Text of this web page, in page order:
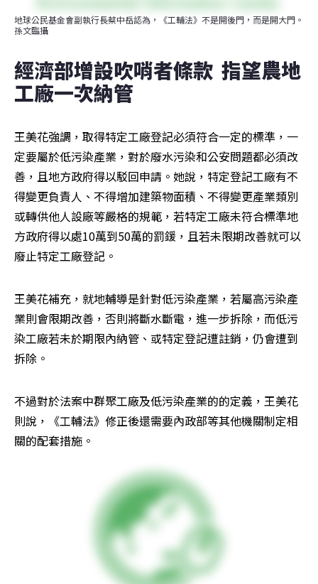
地球公民基金會副執行長蔡中岳認為，《工輔法》不是開後門，而是開大門。
孫文臨攝
經濟部增設吹哨者條款  指望農地
工廠一次納管
王美花強調，取得特定工廠登記必須符合一定的標準，一
定要屬於低污染產業，對於廢水污染和公安問題都必須改
善，且地方政府得以駁回申請。她說，特定登記工廠有不
得變更負責人、不得增加建築物面積、不得變更產業類別
或轉供他人設廠等嚴格的規範，若特定工廠未符合標準地
方政府得以處10萬到50萬的罰鍰，且若未限期改善就可以
廢止特定工廠登記。
王美花補充，就地輔導是針對低污染產業，若屬高污染產
業則會限期改善，否則將斷水斷電，進一步拆除，而低污
染工廠若未於期限內納管、或特定登記遭註銷，仍會遭到
拆除。
不過對於法案中群聚工廠及低污染產業的的定義，王美花
則說，《工輔法》修正後還需要內政部等其他機關制定相
關的配套措施。